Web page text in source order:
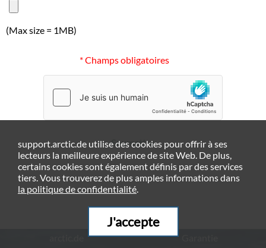
(Max size = 1MB)
* Champs obligatoires
Soumettre
support.arctic.de utilise des cookies pour offrir à ses
lecteurs la meilleure expérience de site Web. De plus,
certains cookies sont également définis par des services
tiers. Vous trouverez de plus amples informations dans
la politique de confidentialité.
J'accepte